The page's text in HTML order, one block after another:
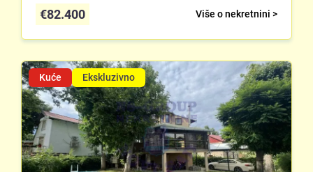
Više o nekretnini >
€82.400
Kuće Ekskluzivno